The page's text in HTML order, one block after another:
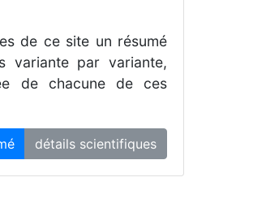
de ce site un résumé
variante par variante,
de chacune de ces
détails scientifiques